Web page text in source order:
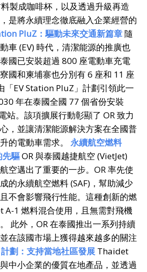
製成咖啡杯，以及透過升級再造
是將永續理念徹底融入企業經營的
PluZ ：驅動未來交通新篇章隨
車 (EV) 時代，清潔能源的推廣也
國已安裝超過 800 座電動車充電
國和柬埔寨也分別有 6 座和 11 座
「EV Station PluZ」計劃引領此一
年在泰國全國 77 個省份安裝
站。該項擴展行動彰顯了 OR 致力
，並讓清潔能源解決方案在全國普
的電動車需求。 永續航空燃料
先驅OR 與泰國越捷航空 (VietJet)
空邁出了重要的一步。OR 率先使
的永續航空燃料 (SAF)，幫助減少
不會影響飛行性能。這種創新的燃
A-1 燃料混合使用，且無需對飛機
此外，OR 在泰國推出一系列持續
在該國市場上獲得越來越多的關注
計劃：支持當地社區發展 Thaidet
中小企業的優質在地產品，並透過